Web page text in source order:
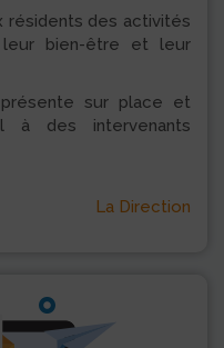
résidents des activités
leur bien-être et leur
présente sur place et
à des intervenants
La Direction